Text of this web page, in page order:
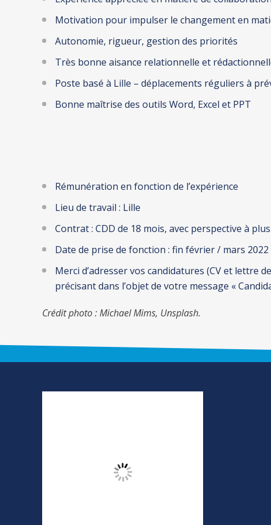
Motivation pour impulser le changement en
Autonomie, rigueur, gestion des priorités
Très bonne aisance relationnelle et
Poste basé à Lille – déplacements réguliers à
Bonne maîtrise des outils Word, Excel et PPT
Rémunération en fonction de l’expérience
Lieu de travail : Lille
Contrat : CDD de 18 mois, avec perspective à
Date de prise de fonction : fin février / mars 2022
Merci d’adresser vos candidatures (CV et lettre
précisant dans l’objet de votre message «
Crédit photo : Michael Mims, Unsplash.